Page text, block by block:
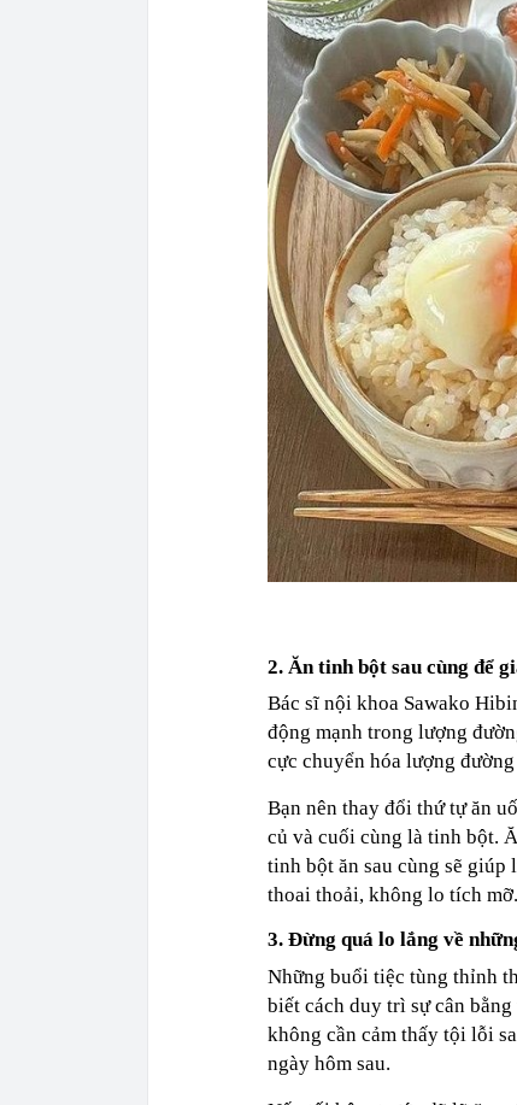
2. Ăn tinh bột sau cùng để
Bác sĩ nội khoa Sawako
động mạnh trong lượng
cực chuyển hóa lượng
Bạn nên thay đổi thứ tự ăn
củ và cuối cùng là tinh bột.
tinh bột ăn sau cùng sẽ giúp
thoai thoải, không lo tích mỡ.
3. Đừng quá lo lắng về
Những buổi tiệc tùng thỉnh
biết cách duy trì sự cân
không cần cảm thấy tội lỗi
ngày hôm sau.